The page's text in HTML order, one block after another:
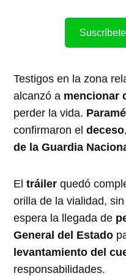
Testigos en la zona
alcanzó a mencionar
perder la vida.
confirmaron eldeceso
de la Guardia
Eltráiler quedó
orilla de la vialidad,
espera la llegada de
General del Estado
levantamiento del
responsabilidades.